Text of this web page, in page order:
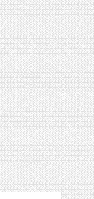
LITTLE &
FÉVRIER ET